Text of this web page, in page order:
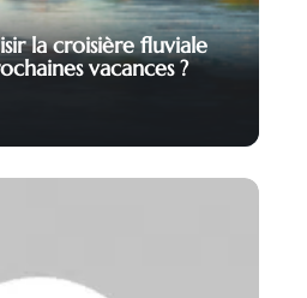
la croisière fluviale
vacances ?